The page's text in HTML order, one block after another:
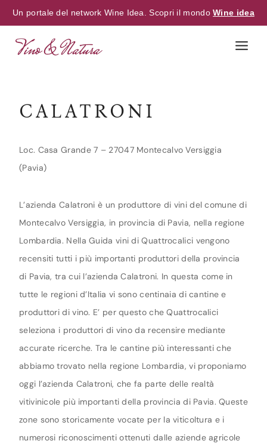
Un portale del network Wine Idea. Scopri il mondoWine idea
CALATRONI
Loc. Casa Grande 7 – 27047 Montecalvo Versiggia
(Pavia)
L’azienda Calatroni è un produttore di vini del comune di
Montecalvo Versiggia, in provincia di Pavia, nella regione
Lombardia. Nella Guida vini di Quattrocalici vengono
recensiti tutti i più importanti produttori della provincia
di Pavia, tra cui l’azienda Calatroni. In questa come in
tutte le regioni d’Italia vi sono centinaia di cantine e
produttori di vino. E’ per questo che Quattrocalici
seleziona i produttori di vino da recensire mediante
accurate ricerche. Tra le cantine più interessanti che
abbiamo trovato nella regione Lombardia, vi proponiamo
oggi l’azienda Calatroni, che fa parte delle realtà
vitivinicole più importanti della provincia di Pavia. Queste
zone sono storicamente vocate per la viticoltura e i
numerosi riconoscimenti ottenuti dalle aziende agricole